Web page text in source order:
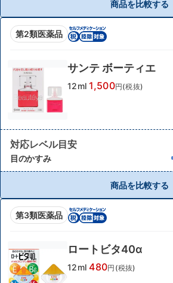
商品を比較する
第2類医薬品
サンテ ボーティエ
12ml 1,500円(税抜)
対応レベル目安
目のかすみ
商品を比較する
第3類医薬品
ロートビタ40α
12ml 480円(税抜)